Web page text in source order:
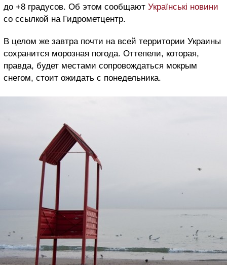
до +8 градусов. Об этом сообщают Українські новини
со ссылкой на Гидрометцентр.
В целом же завтра почти на всей территории Украины
сохранится морозная погода. Оттепели, которая,
правда, будет местами сопровождаться мокрым
снегом, стоит ожидать с понедельника.